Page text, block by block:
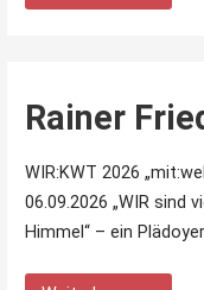
Rainer
WIR:KWT 2026
06.09.2026 „WIR sind
Himmel“ – ein